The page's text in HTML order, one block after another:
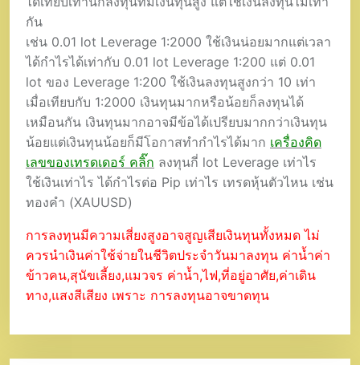
กัน
เช่น 0.01 lot Leverage 1:2000 ใช้เงินน่อยมากแต่เวลา
ได้กำไรได้เท่ากับ 0.01 lot Leverage 1:200 แต่ 0.01
lot ของ Leverage 1:200 ใช้เงินลงทุนสูงกว่า 10 เท่า
เมื่อเทียบกับ 1:2000 เงินทุนมากหรือน้อยก็ลงทุนได้
เหมือนกัน เงินทุนมากอาจมีข้อได้เปรียบมากกว่าเงินทุน
น้อยแต่เงินทุนน้อยก็มีโอกาสทำกำไรได้มาก เครื่องคิด
เลขของเทรดเดอร์ คลิ๊ก ลงทุนกี่ lot Leverage เท่าไร
ใช้เงินเท่าไร ได้กำไรต่อ Pip เท่าไร เทรดหุ้นตัวไหน เช่น
ทองคำ (XAUUSD)
การลงทุนมีความเสี่ยงสูงอาจสูญเสียเงินทุนทั้งหมด ไม่
ควรนำเงินค่าใช้จ่ายในชีวิตประจำวันมาลงทุน ค่าน้ำค่า
ข้าวคน,สุนัขเลี้ยง,แมวจร ค่าน้ำ,ไฟ,ที่อยู่อาศัย,ค่าเดิน
ทาง,แสงสีเสียง เพราะ การลงทุนอาจขาดทุน